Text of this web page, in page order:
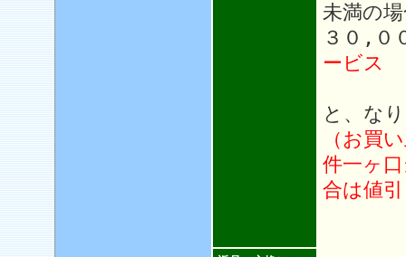
未満の
３０,０
ービス
と、な
（お買
件一ヶ
合は値